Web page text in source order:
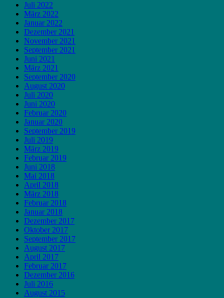
Juli 2022
März 2022
Januar 2022
Dezember 2021
November 2021
September 2021
Juni 2021
März 2021
September 2020
August 2020
Juli 2020
Juni 2020
Februar 2020
Januar 2020
September 2019
Juli 2019
März 2019
Februar 2019
Juni 2018
Mai 2018
April 2018
März 2018
Februar 2018
Januar 2018
Dezember 2017
Oktober 2017
September 2017
August 2017
April 2017
Februar 2017
Dezember 2016
Juli 2016
August 2015